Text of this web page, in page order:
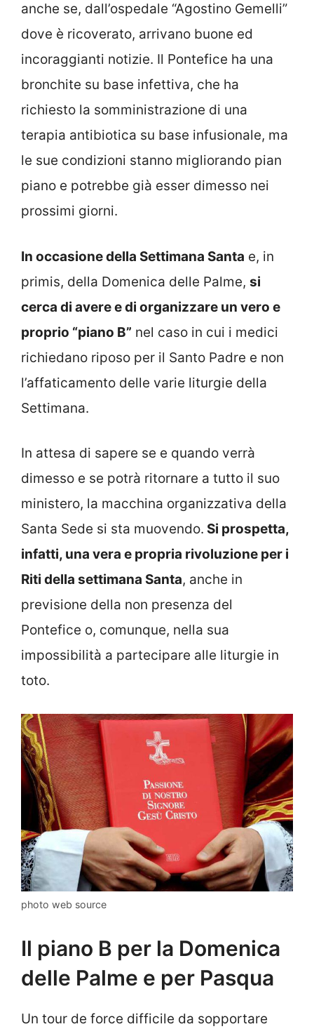
anche se, dall’ospedale “Agostino Gemelli”
dove è ricoverato, arrivano buone ed
incoraggianti notizie. Il Pontefice ha una
bronchite su base infettiva, che ha
richiesto la somministrazione di una
terapia antibiotica su base infusionale, ma
le sue condizioni stanno migliorando pian
piano e potrebbe già esser dimesso nei
prossimi giorni.
In occasione della Settimana Santa e, in
primis, della Domenica delle Palme, si
cerca di avere e di organizzare un vero e
proprio “piano B” nel caso in cui i medici
richiedano riposo per il Santo Padre e non
l’affaticamento delle varie liturgie della
Settimana.
In attesa di sapere se e quando verrà
dimesso e se potrà ritornare a tutto il suo
ministero, la macchina organizzativa della
Santa Sede si sta muovendo. Si prospetta,
infatti, una vera e propria rivoluzione per i
Riti della settimana Santa, anche in
previsione della non presenza del
Pontefice o, comunque, nella sua
impossibilità a partecipare alle liturgie in
toto.
photo web source
Il piano B per la Domenica
delle Palme e per Pasqua
Un tour de force difficile da sopportare